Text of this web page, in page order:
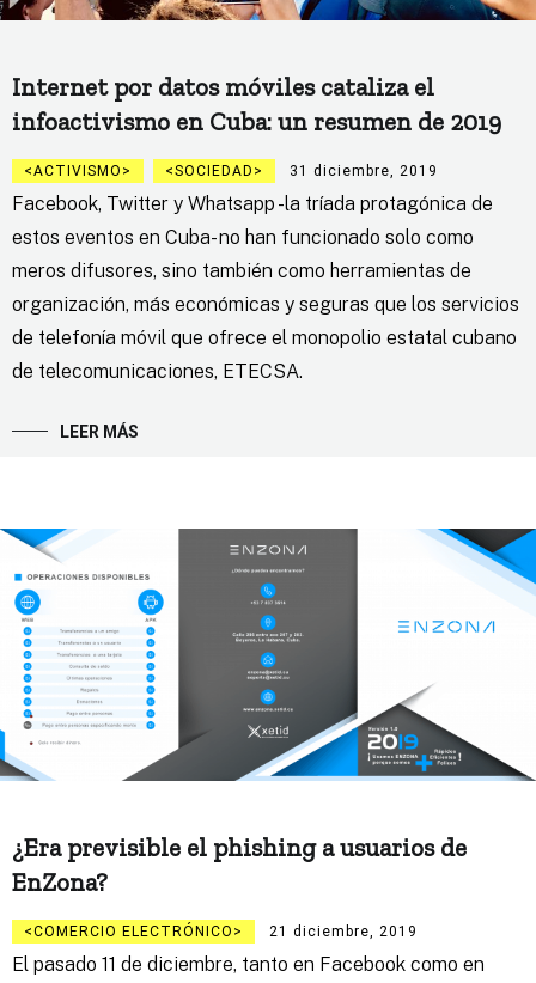
Internet por datos móviles cataliza el
infoactivismo en Cuba: un resumen de 2019
ACTIVISMO SOCIEDAD 31 diciembre, 2019
Facebook, Twitter y Whatsapp -la tríada protagónica de
estos eventos en Cuba- no han funcionado solo como
meros difusores, sino también como herramientas de
organización, más económicas y seguras que los servicios
de telefonía móvil que ofrece el monopolio estatal cubano
de telecomunicaciones, ETECSA.
LEER MÁS
¿Era previsible el phishing a usuarios de
EnZona?
COMERCIO ELECTRÓNICO 21 diciembre, 2019
El pasado 11 de diciembre, tanto en Facebook como en